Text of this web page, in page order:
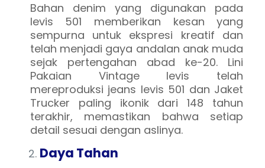
Bahan denim yang digunakan pada
levis 501 memberikan kesan yang
sempurna untuk ekspresi kreatif dan
telah menjadi gaya andalan anak muda
sejak pertengahan abad ke-20. Lini
Pakaian Vintage levis telah
mereproduksi jeans levis 501 dan Jaket
Trucker paling ikonik dari 148 tahun
terakhir, memastikan bahwa setiap
detail sesuai dengan aslinya.
Daya Tahan